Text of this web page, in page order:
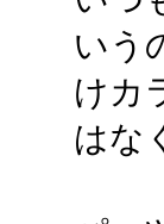
いう
けカ
はな